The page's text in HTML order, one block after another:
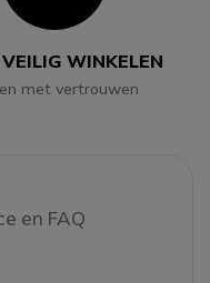
WINKELEN
met vertrouwen
en FAQ